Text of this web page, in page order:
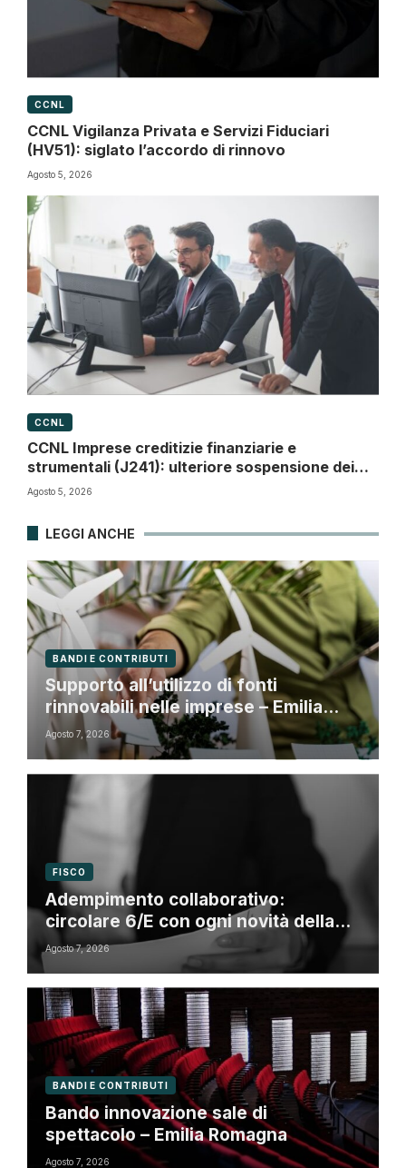
CCNL
CCNL Vigilanza Privata e Servizi Fiduciari
(HV51): siglato l’accordo di rinnovo
Agosto 5, 2026
CCNL
CCNL Imprese creditizie finanziarie e
strumentali (J241): ulteriore sospensione dei
termini a dicembre 2026
Agosto 5, 2026
LEGGI ANCHE
BANDI E CONTRIBUTI
Supporto all’utilizzo di fonti
rinnovabili nelle imprese – Emilia
Romagna
Agosto 7, 2026
FISCO
Adempimento collaborativo:
circolare 6/E con ogni novità della
riforma fiscale
Agosto 7, 2026
BANDI E CONTRIBUTI
Bando innovazione sale di
spettacolo – Emilia Romagna
Agosto 7, 2026